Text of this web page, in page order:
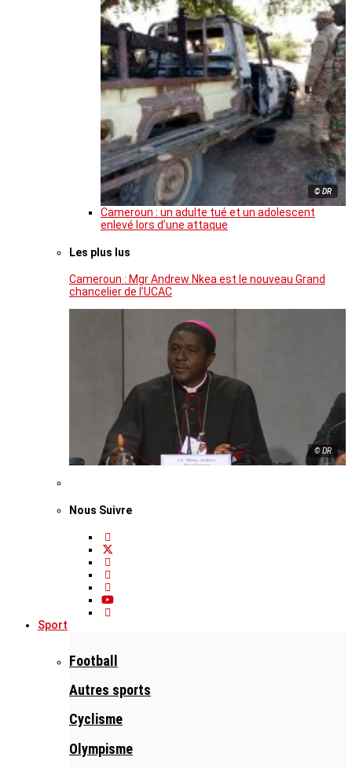
© DR
Cameroun : un adulte tué et un adolescent
enlevé lors d’une attaque
Les plus lus
Cameroun : Mgr Andrew Nkea est le nouveau Grand
chancelier de l’UCAC
© DR
Nous Suivre
Sport
Football
Autres sports
Cyclisme
Olympisme